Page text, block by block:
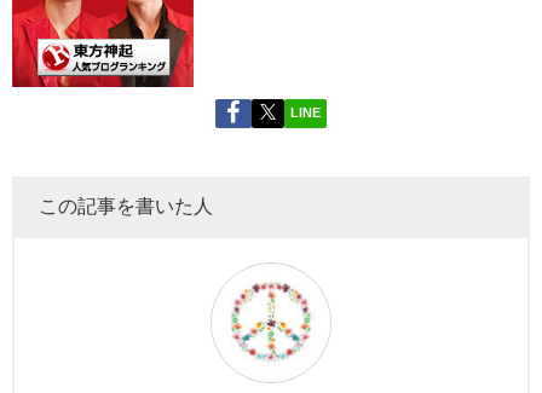
LINE
この記事を書いた人